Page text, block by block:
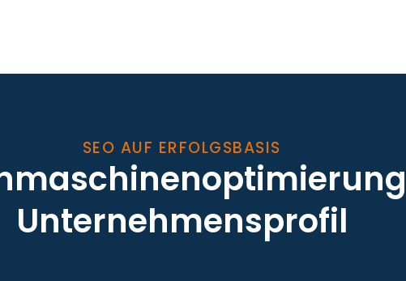
SEO AUF ERFOLGSBASIS
Unternehmensprofil